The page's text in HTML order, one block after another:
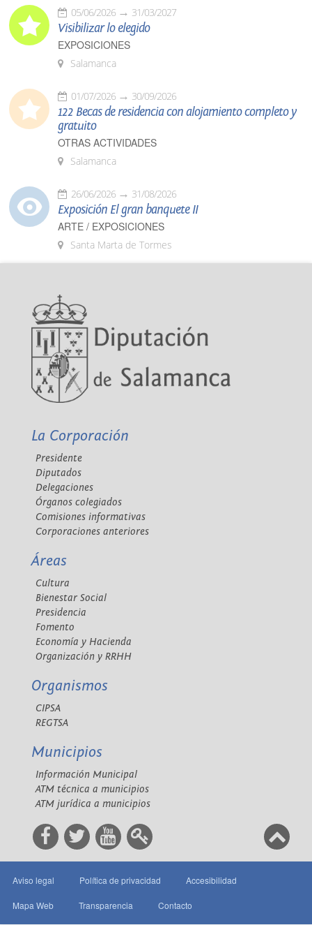
05/06/2026 31/03/2027
Visibilizar lo elegido
EXPOSICIONES
Salamanca
01/07/2026 30/09/2026
122 Becas de residencia con alojamiento completo y
gratuito
OTRAS ACTIVIDADES
Salamanca
26/06/2026 31/08/2026
Exposición El gran banquete II
ARTE / EXPOSICIONES
Santa Marta de Tormes
La Corporación
Presidente
Diputados
Delegaciones
Órganos colegiados
Comisiones informativas
Corporaciones anteriores
Áreas
Cultura
Bienestar Social
Presidencia
Fomento
Economía y Hacienda
Organización y RRHH
Organismos
CIPSA
REGTSA
Municipios
Información Municipal
ATM técnica a municipios
ATM jurídica a municipios
Aviso legal Política de privacidad Accesibilidad
Mapa Web Transparencia Contacto